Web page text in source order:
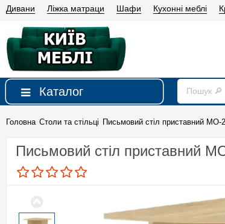
Дивани Ліжка матраци Шафи Кухонні меблі
Каталог
Головна Столи та стільці Письмовий стіл приставний МО-
Письмовий стіл приставний